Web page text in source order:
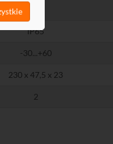
IP65
-30...+60
230 x 47,5 x 23
2